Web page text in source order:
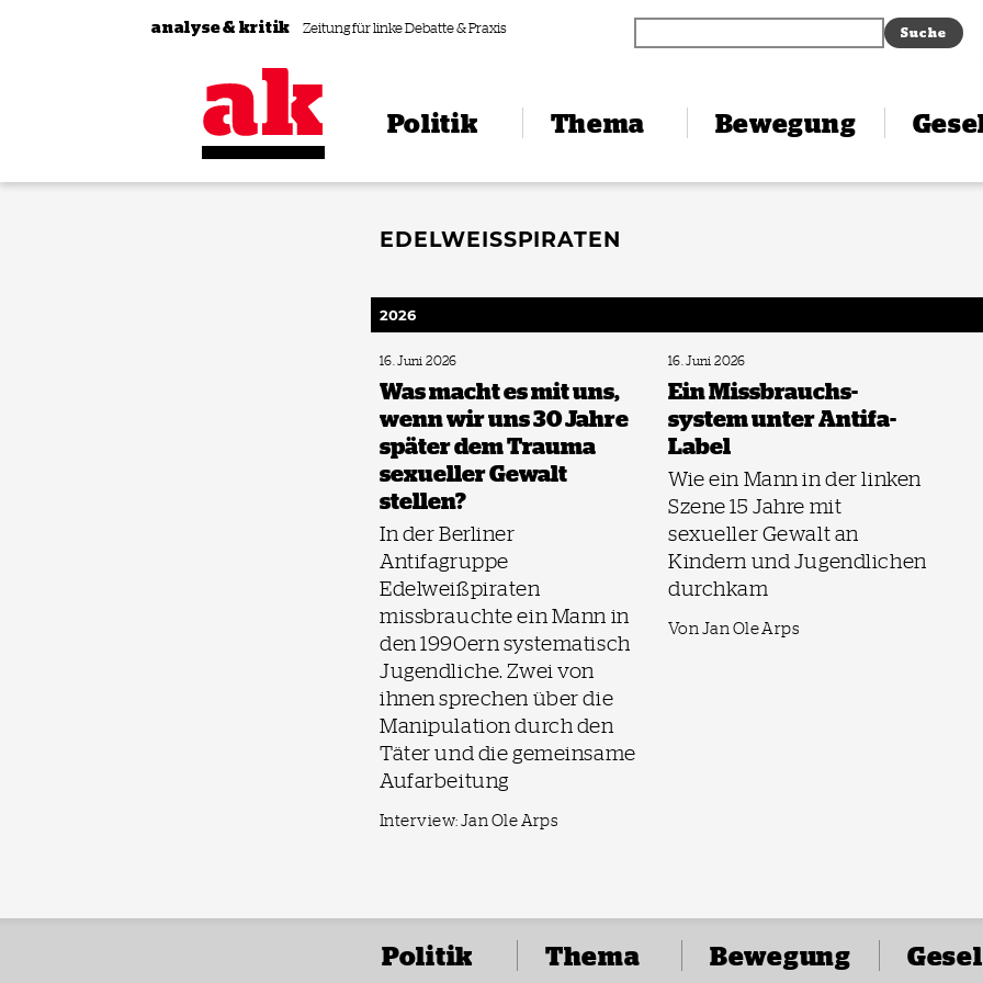
Zum Inhalt springen
analyse & kritik Zeitung für linke Debatte & Praxis
Politik Thema Bewegung
EDELWEISSPIRATEN
2026
16. Juni 2026
Was macht es mit uns,
wenn wir uns 30 Jahre
später dem Trauma
sexueller Gewalt
stellen?
In der Berliner
Antifagruppe
Edelweißpiraten
missbrauchte ein Mann in
den 1990ern systematisch
Jugendliche. Zwei von
ihnen sprechen über die
Manipulation durch den
Täter und die gemeinsame
Aufarbeitung
Interview: Jan Ole Arps
16. Juni 2026
Ein Missbrauchs­
system unter Antifa-
Label
Wie ein Mann in der linken
Szene 15 Jahre mit
sexueller Gewalt an
Kindern und Jugendlichen
durchkam
Von Jan Ole Arps
Politik Thema Bewegung